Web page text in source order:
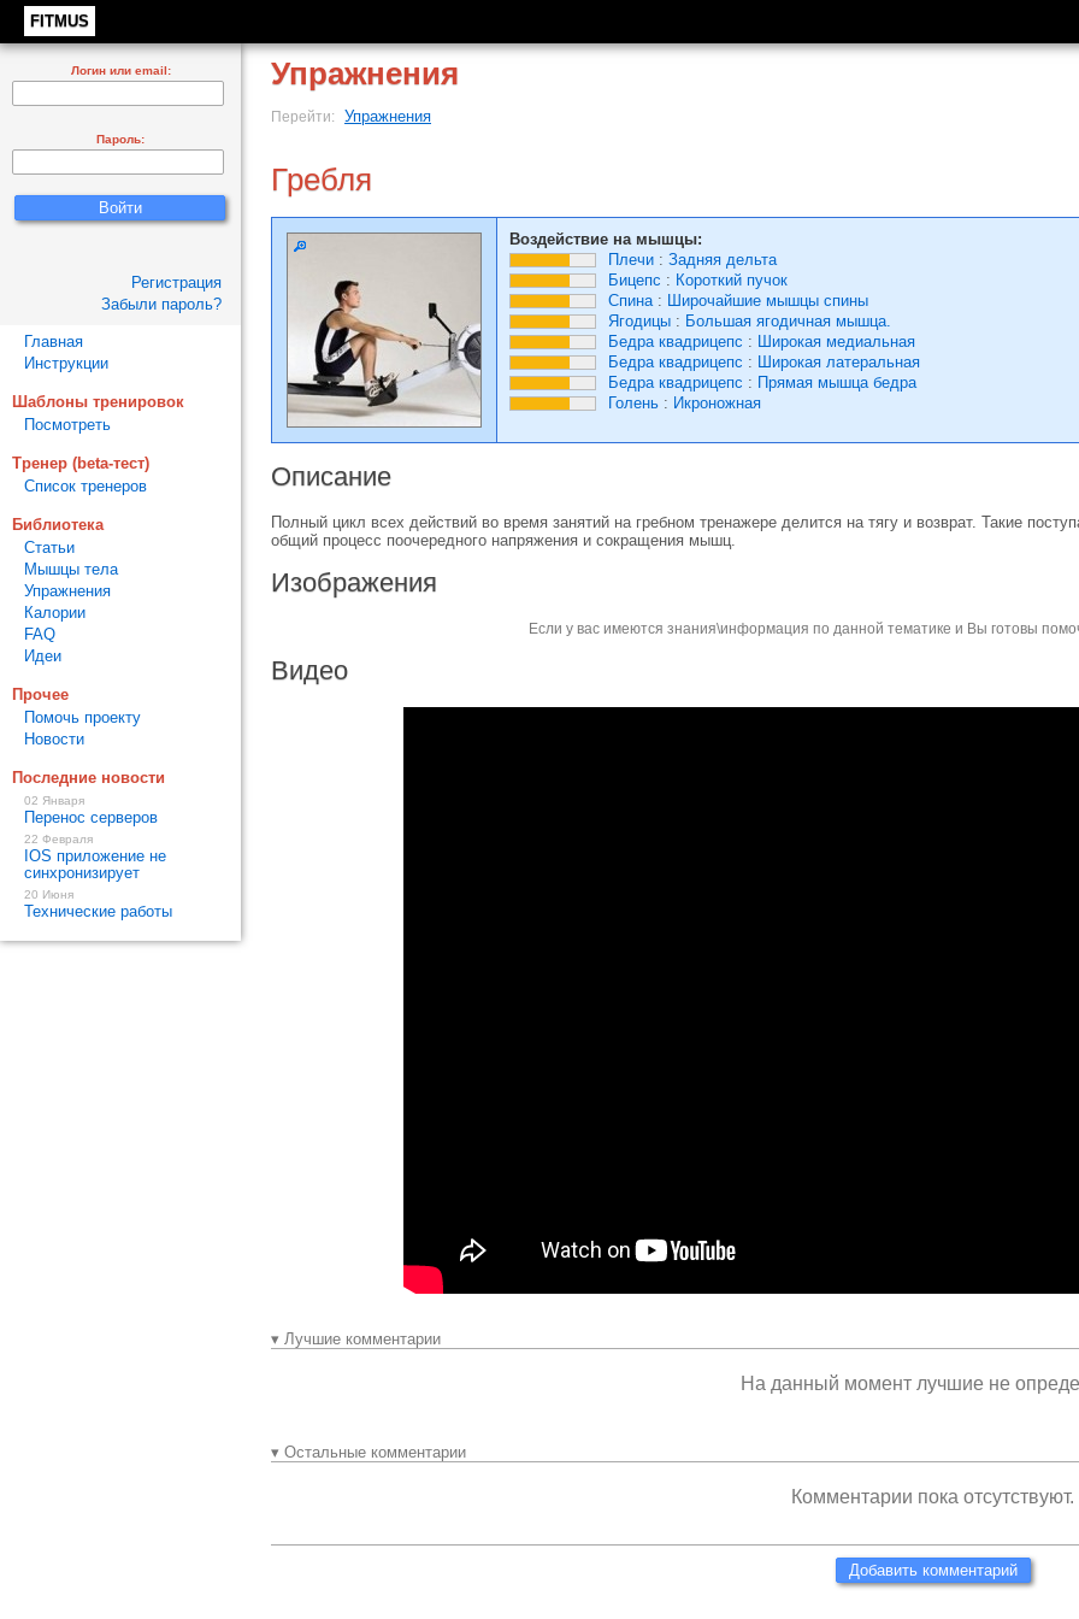
FITMUS
Упражнения
Перейти: Упражнения
Гребля
Воздействие на мышцы:
Плечи : Задняя дельта
Бицепс : Короткий пучок
Спина: Широчайшие мышцы спины
Ягодицы : Большая ягодичная мышца.
Бедра квадрицепс : Широкая медиальная
Бедра квадрицепс : Широкая латеральная
Бедра квадрицепс : Прямая мышца бедра
Голень : Икроножная
Описание
Полный цикл всех действий во время занятий на гребном тренажере делится на тягу и возврат. Такие
общий процесс поочередного напряжения и сокращения мышц.
Изображения
Если у вас имеются знания\информация по данной тематике и Вы готовы
Видео
▾ Лучшие комментарии
На данный момент лучшие не
▾ Остальные комментарии
Комментарии пока отсутствуют.
Добавить комментарий
Логин или email:
Пароль:
Регистрация
Забыли пароль?
Главная
Инструкции
Шаблоны тренировок
Посмотреть
Тренер (beta-тест)
Список тренеров
Библиотека
Статьи
Мышцы тела
Упражнения
Калории
FAQ
Идеи
Прочее
Помочь проекту
Новости
Последние новости
02 Января
Перенос серверов
22 Февраля
IOS приложение не
синхронизирует
20 Июня
Технические работы